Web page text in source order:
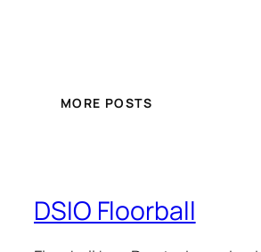
MORE POSTS
DSIO Floorball